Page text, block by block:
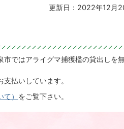
更新日：2022年12月
市ではアライグマ捕獲檻の貸出しを
払いしています。
） をご覧下さい。